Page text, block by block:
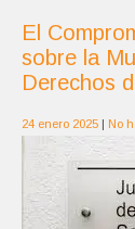
El
sobre la
Derechos
24 enero 2025 | No